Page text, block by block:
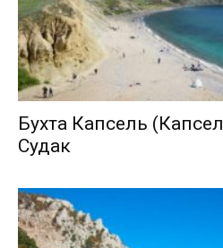
Бухта Капсель
Судак